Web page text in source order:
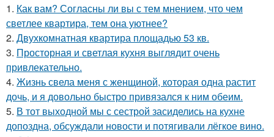
1. Как вам? Согласны ли вы с тем мнением, что чем
светлее квартира, тем она уютнее?
2. Двухкомнатная квартира площадью 53 кв.
3. Просторная и светлая кухня выглядит очень
привлекательно.
4. Жизнь свела меня с женщиной, которая одна растит
дочь, и я довольно быстро привязался к ним обеим.
5. В тот выходной мы с сестрой засиделись на кухне
допоздна, обсуждали новости и потягивали лёгкое вино.